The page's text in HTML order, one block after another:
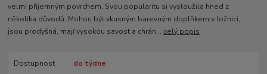
velmi příjemným povrchem. Svou popularitu si vysloužila hned z
několika důvodů. Mohou být vkusným barevným doplňkem v ložnici,
jsou prodyšná, mají vysokou savost a chrán... celý popis
Dostupnost do týdne